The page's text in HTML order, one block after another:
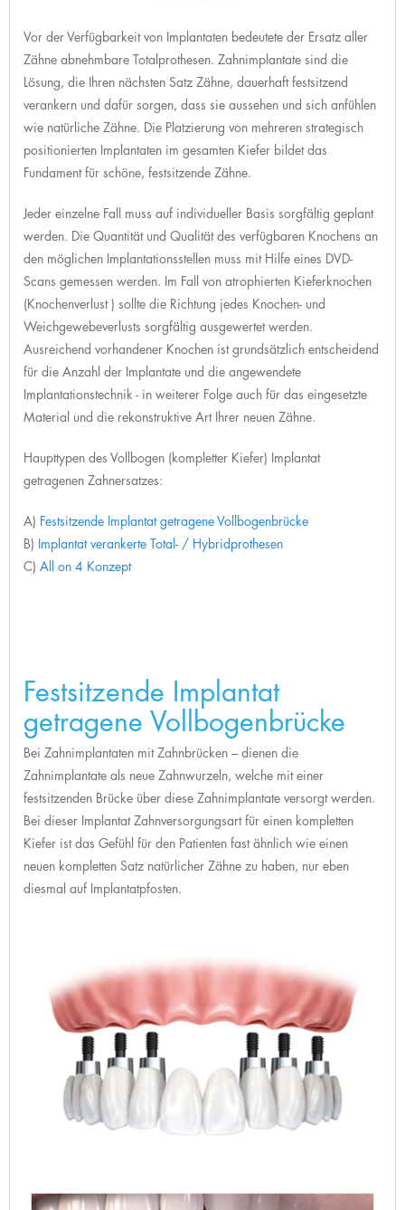
Vor der Verfügbarkeit von Implantaten bedeutete der Ersatz aller
Zähne abnehmbare Totalprothesen. Zahnimplantate sind die
Lösung, die Ihren nächsten Satz Zähne, dauerhaft festsitzend
verankern und dafür sorgen, dass sie aussehen und sich anfühlen
wie natürliche Zähne. Die Platzierung von mehreren strategisch
positionierten Implantaten im gesamten Kiefer bildet das
Fundament für schöne, festsitzende Zähne.
Jeder einzelne Fall muss auf individueller Basis sorgfältig geplant
werden. Die Quantität und Qualität des verfügbaren Knochens an
den möglichen Implantationsstellen muss mit Hilfe eines DVD-
Scans gemessen werden. Im Fall von atrophierten Kieferknochen
(Knochenverlust ) sollte die Richtung jedes Knochen- und
Weichgewebeverlusts sorgfältig ausgewertet werden.
Ausreichend vorhandener Knochen ist grundsätzlich entscheidend
für die Anzahl der Implantate und die angewendete
Implantationstechnik - in weiterer Folge auch für das eingesetzte
Material und die rekonstruktive Art Ihrer neuen Zähne.
Haupttypen des Vollbogen (kompletter Kiefer) Implantat
getragenen Zahnersatzes:
A) Festsitzende Implantat getragene Vollbogenbrücke
B) Implantat verankerte Total- / Hybridprothesen
C) All on 4 Konzept
Festsitzende Implantat
getragene Vollbogenbrücke
Bei Zahnimplantaten mit Zahnbrücken – dienen die
Zahnimplantate als neue Zahnwurzeln, welche mit einer
festsitzenden Brücke über diese Zahnimplantate versorgt werden.
Bei dieser Implantat Zahnversorgungsart für einen kompletten
Kiefer ist das Gefühl für den Patienten fast ähnlich wie einen
neuen kompletten Satz natürlicher Zähne zu haben, nur eben
diesmal auf Implantatpfosten.